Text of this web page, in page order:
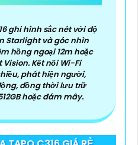
ghi hình sắc nét với độ
Starlight và góc nhìn
hồng ngoại 12m hoặc
Kết nối Wi-Fi
phát hiện người,
đồng thời lưu trữ
hoặc đám mây.